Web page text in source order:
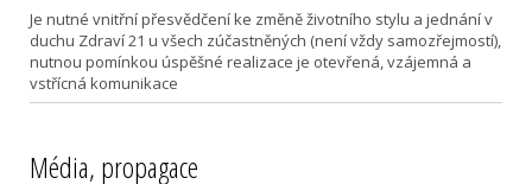
Je nutné vnitřní přesvědčení ke změně životního stylu a jednání v
duchu Zdraví 21 u všech zúčastněných (není vždy samozřejmostí),
nutnou pomínkou úspěšné realizace je otevřená, vzájemná a
vstřícná komunikace
Média, propagace